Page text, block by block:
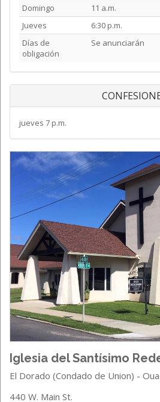
Domingo
11 a.m.
Jueves
6:30 p.m.
Días de
obligación
Se anunciarán
jueves 7 p.m.
Iglesia del Santísimo
El Dorado (Condado de Union) -
440 W. Main St.